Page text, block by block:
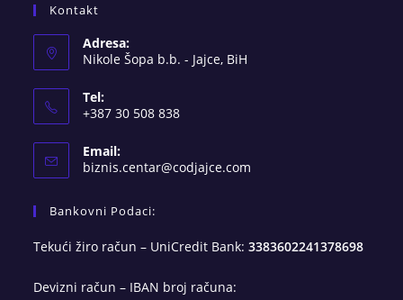
Kontakt
Adresa:
Nikole Šopa b.b. - Jajce, BiH
Tel:
+387 30 508 838
Email:
biznis.centar@codjajce.com
Bankovni Podaci:
Tekući žiro račun – UniCredit Bank:3383602241378698
Devizni račun – IBAN broj računa: